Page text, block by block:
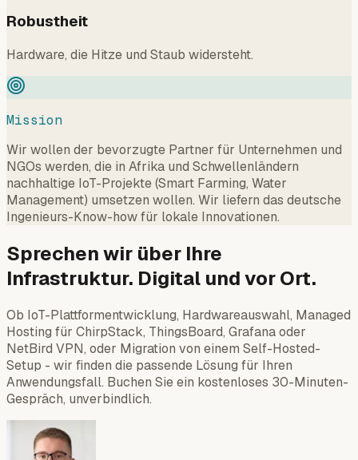
Robustheit
Hardware, die Hitze und Staub widersteht.
Mission
Wir wollen der bevorzugte Partner für Unternehmen und
NGOs werden, die in Afrika und Schwellenländern
nachhaltige IoT-Projekte (Smart Farming, Water
Management) umsetzen wollen. Wir liefern das deutsche
Ingenieurs-Know-how für lokale Innovationen.
Sprechen wir über Ihre
Infrastruktur. Digital und vor Ort.
Ob IoT-Plattformentwicklung, Hardwareauswahl, Managed
Hosting für ChirpStack, ThingsBoard, Grafana oder
NetBird VPN, oder Migration von einem Self-Hosted-
Setup - wir finden die passende Lösung für Ihren
Anwendungsfall. Buchen Sie ein kostenloses 30-Minuten-
Gespräch, unverbindlich.